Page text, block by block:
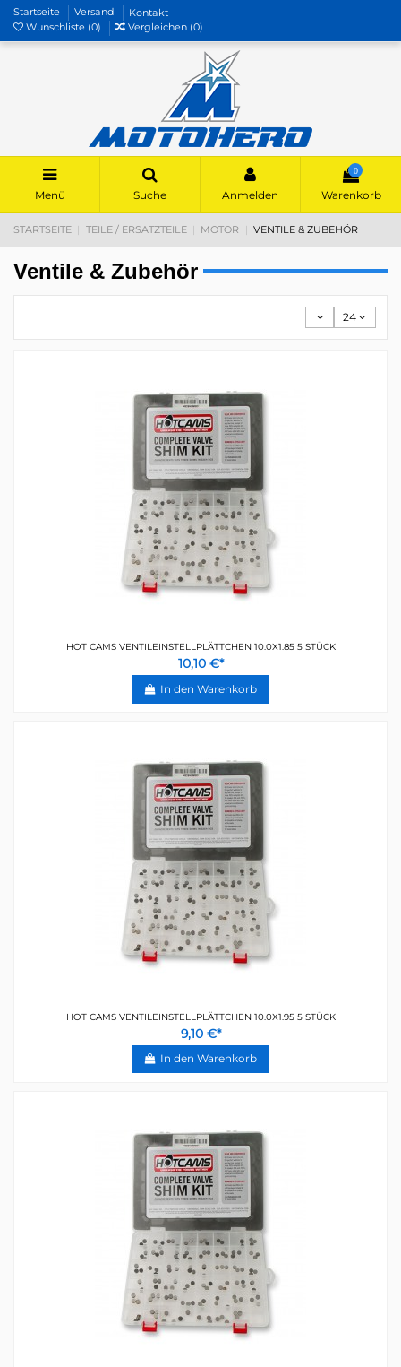
Startseite Versand
Kontakt
Wunschliste (0) Vergleichen (0)
Menü Suche Anmelden
0
Warenkorb
STARTSEITE TEILE / ERSATZTEILE MOTOR VENTILE & ZUBEHÖR
Ventile & Zubehör
24
HOT CAMS VENTILEINSTELLPLÄTTCHEN 10.0X1.85 5 STÜCK
10,10 €*
In den Warenkorb
HOT CAMS VENTILEINSTELLPLÄTTCHEN 10.0X1.95 5 STÜCK
9,10 €*
In den Warenkorb